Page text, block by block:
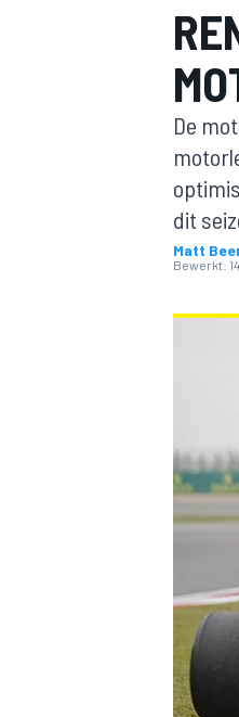
MOTOGP
De
dit
Matt
Bewerkt: